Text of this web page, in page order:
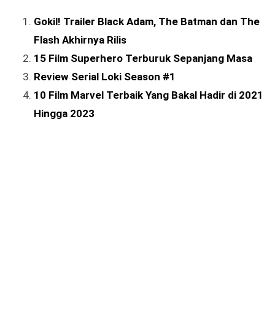
Gokil! Trailer Black Adam, The Batman dan The
Flash Akhirnya Rilis
15 Film Superhero Terburuk Sepanjang Masa
Review Serial Loki Season #1
10 Film Marvel Terbaik Yang Bakal Hadir di 2021
Hingga 2023